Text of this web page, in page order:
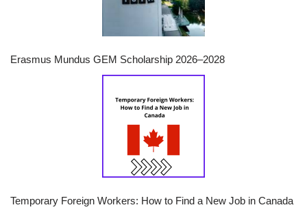
Erasmus Mundus GEM Scholarship 2026–2028
Temporary Foreign Workers: How to Find a New Job in Canada